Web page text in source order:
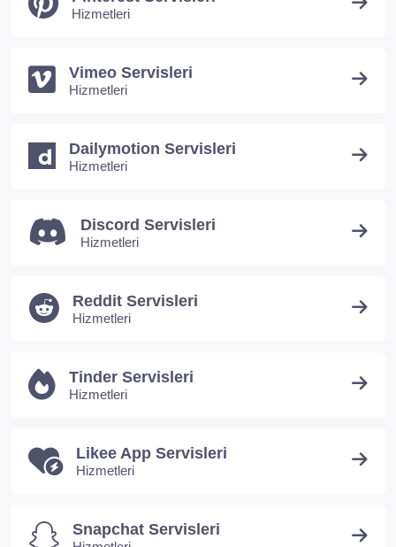
Hizmetleri
Vimeo Servisleri
Hizmetleri
Dailymotion Servisleri
Hizmetleri
Discord Servisleri
Hizmetleri
Reddit Servisleri
Hizmetleri
Tinder Servisleri
Hizmetleri
Likee App Servisleri
Hizmetleri
Snapchat Servisleri